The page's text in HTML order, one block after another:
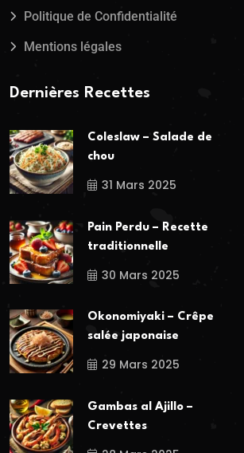
Politique de Confidentialité
Mentions légales
Dernières Recettes
Coleslaw – Salade de
chou
31 Mars 2025
Pain Perdu – Recette
traditionnelle
30 Mars 2025
Okonomiyaki – Crêpe
salée japonaise
29 Mars 2025
Gambas al Ajillo –
Crevettes